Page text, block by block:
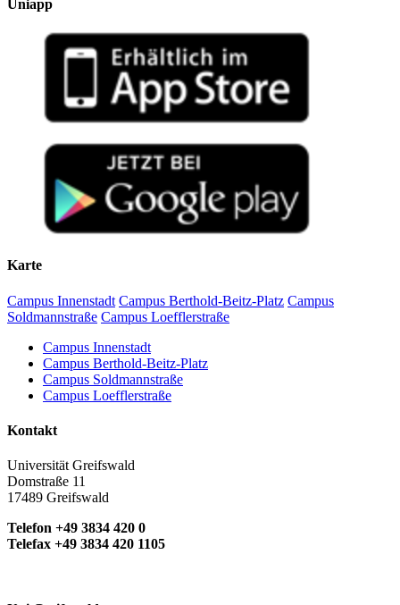
Uniapp
Karte
Campus Innenstadt Campus Berthold-Beitz-Platz Campus
Soldmannstraße Campus Loefflerstraße
Campus Innenstadt
Campus Berthold-Beitz-Platz
Campus Soldmannstraße
Campus Loefflerstraße
Kontakt
Universität Greifswald
Domstraße 11
17489 Greifswald
Telefon +49 3834 420 0
Telefax +49 3834 420 1105